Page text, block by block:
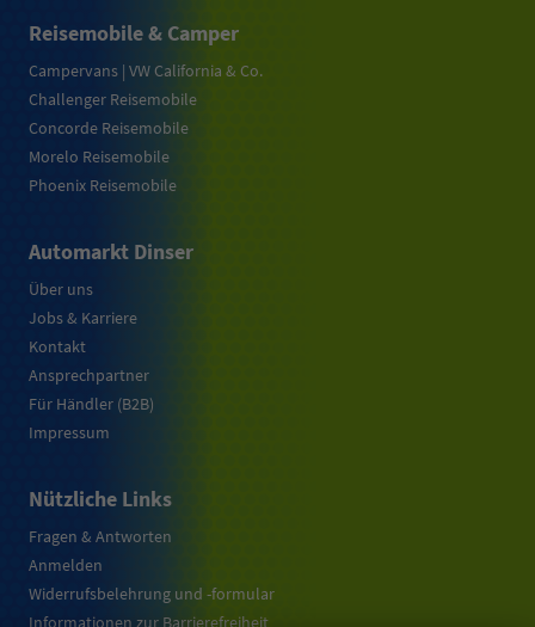
Reisemobile & Camper
Campervans | VW California & Co.
Challenger Reisemobile
Concorde Reisemobile
Morelo Reisemobile
Phoenix Reisemobile
Automarkt Dinser
Über uns
Jobs & Karriere
Kontakt
Ansprechpartner
Für Händler (B2B)
Impressum
Nützliche Links
Fragen & Antworten
Anmelden
Widerrufsbelehrung und -formular
Informationen zur Barrierefreiheit